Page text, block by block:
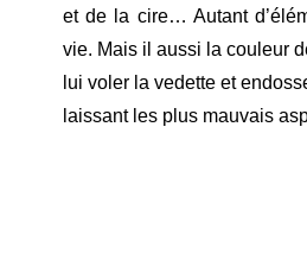
et de la cire… Autant
vie. Mais il aussi la couleur
lui voler la vedette et
laissant les plus mauvais